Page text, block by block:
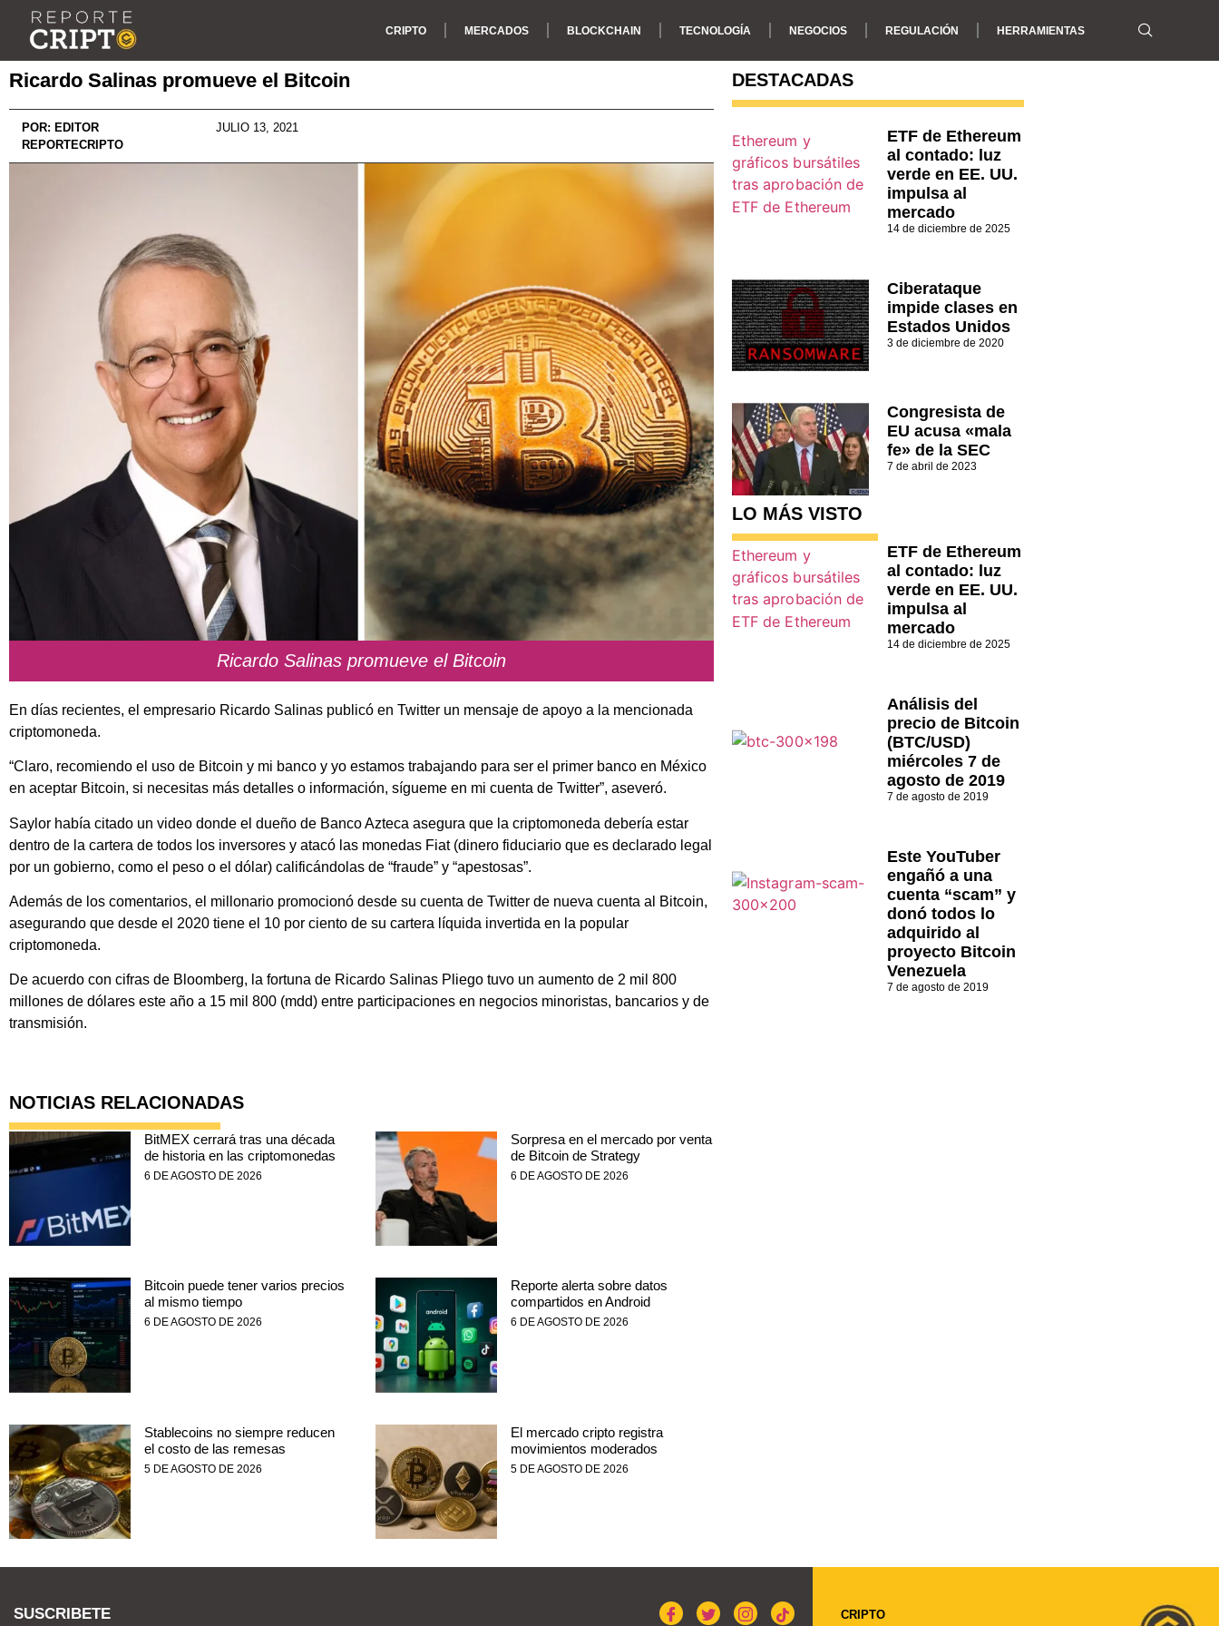
CRIPTO MERCADOS BLOCKCHAIN TECNOLOGÍA NEGOCIOS REGULACIÓN HERRAMIENTAS
Ricardo Salinas promueve el Bitcoin
POR: EDITOR
REPORTECRIPTO
JULIO 13, 2021
Ricardo Salinas promueve el Bitcoin
En días recientes, el empresario Ricardo Salinas publicó en Twitter un mensaje de apoyo a la mencionada
criptomoneda.
“Claro, recomiendo el uso de Bitcoin y mi banco y yo estamos trabajando para ser el primer banco en México
en aceptar Bitcoin, si necesitas más detalles o información, sígueme en mi cuenta de Twitter”, aseveró.
Saylor había citado un video donde el dueño de Banco Azteca asegura que la criptomoneda debería estar
dentro de la cartera de todos los inversores y atacó las monedas Fiat (dinero fiduciario que es declarado legal
por un gobierno, como el peso o el dólar) calificándolas de “fraude” y “apestosas”.
Además de los comentarios, el millonario promocionó desde su cuenta de Twitter de nueva cuenta al Bitcoin,
asegurando que desde el 2020 tiene el 10 por ciento de su cartera líquida invertida en la popular
criptomoneda.
De acuerdo con cifras de Bloomberg, la fortuna de Ricardo Salinas Pliego tuvo un aumento de 2 mil 800
millones de dólares este año a 15 mil 800 (mdd) entre participaciones en negocios minoristas, bancarios y de
transmisión.
NOTICIAS RELACIONADAS
BitMEX cerrará tras una década
de historia en las criptomonedas
6 DE AGOSTO DE 2026
Sorpresa en el mercado por venta
de Bitcoin de Strategy
6 DE AGOSTO DE 2026
Bitcoin puede tener varios precios
al mismo tiempo
6 DE AGOSTO DE 2026
Reporte alerta sobre datos
compartidos en Android
6 DE AGOSTO DE 2026
Stablecoins no siempre reducen
el costo de las remesas
5 DE AGOSTO DE 2026
El mercado cripto registra
movimientos moderados
5 DE AGOSTO DE 2026
DESTACADAS
ETF de Ethereum
al contado: luz
verde en EE. UU.
impulsa al
mercado
14 de diciembre de 2025
Ciberataque
impide clases en
Estados Unidos
3 de diciembre de 2020
Congresista de
EU acusa «mala
fe» de la SEC
7 de abril de 2023
LO MÁS VISTO
ETF de Ethereum
al contado: luz
verde en EE. UU.
impulsa al
mercado
14 de diciembre de 2025
Análisis del
precio de Bitcoin
(BTC/USD)
miércoles 7 de
agosto de 2019
7 de agosto de 2019
Este YouTuber
engañó a una
cuenta “scam” y
donó todos lo
adquirido al
proyecto Bitcoin
Venezuela
7 de agosto de 2019
SUSCRIBETE CRIPTO